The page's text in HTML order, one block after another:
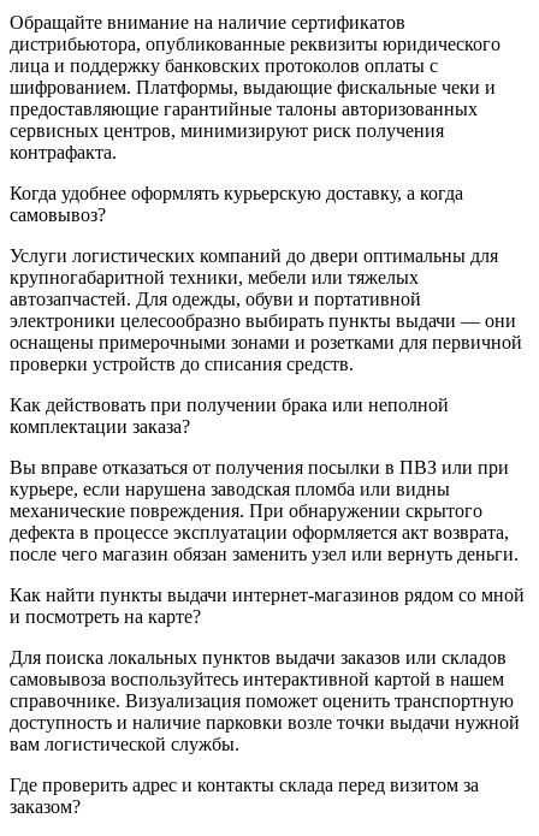
Обращайте внимание на наличие сертификатов
дистрибьютора, опубликованные реквизиты юридического
лица и поддержку банковских протоколов оплаты с
шифрованием. Платформы, выдающие фискальные чеки и
предоставляющие гарантийные талоны авторизованных
сервисных центров, минимизируют риск получения
контрафакта.
Когда удобнее оформлять курьерскую доставку, а когда
самовывоз?
Услуги логистических компаний до двери оптимальны для
крупногабаритной техники, мебели или тяжелых
автозапчастей. Для одежды, обуви и портативной
электроники целесообразно выбирать пункты выдачи — они
оснащены примерочными зонами и розетками для первичной
проверки устройств до списания средств.
Как действовать при получении брака или неполной
комплектации заказа?
Вы вправе отказаться от получения посылки в ПВЗ или при
курьере, если нарушена заводская пломба или видны
механические повреждения. При обнаружении скрытого
дефекта в процессе эксплуатации оформляется акт возврата,
после чего магазин обязан заменить узел или вернуть деньги.
Как найти пункты выдачи интернет-магазинов рядом со мной
и посмотреть на карте?
Для поиска локальных пунктов выдачи заказов или складов
самовывоза воспользуйтесь интерактивной картой в нашем
справочнике. Визуализация поможет оценить транспортную
доступность и наличие парковки возле точки выдачи нужной
вам логистической службы.
Где проверить адрес и контакты склада перед визитом за
заказом?